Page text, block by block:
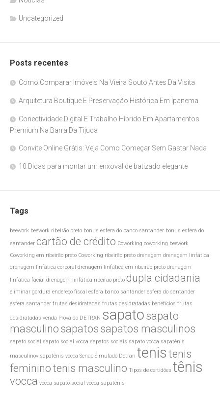
Uncategorized
Posts recentes
Como Comparar Imóveis Na Vieira Souto Antes Da Visita
Arquitetura Boutique E Preservação Histórica Em Ipanema
Conectividade Digital E Trabalho Híbrido Em Apartamentos
Premium Na Barra Da Tijuca
Convite Online Grátis: Veja Como Começar Sem Gastar Nada
10 Dicas para montar um enxoval de batizado elegante
Tags
beework beework ribeirão preto bonus esfera do banco santander bonus esfera do
santander cartão de crédito Coworking coworking beework
Coworking em ribeirão preto Coworking ribeirão preto drenagem drenagem linfática
drenagem linfática corporal drenagem linfática em ribeirão preto drenagem
linfática facial drenagem linfática ribeirão preto dupla cidadania
eliminar gordura endereço fiscal esfera banco santander esfera do santander
esfera santander frutas desidratadas frutas desidratadas benefícios frutas
desidratadas venda Prova do DETRAN sapato sapato
masculino sapatos sapatos masculinos
sapato social sapato social vocca sapatos sociais sapato vocca sapatênis
masculinov sapatênis vocca Senac Simulado Detran tenis tenis
femininotenis masculino Tipos de certidões tênis
vocca vocca sapato social vocca sapatênis